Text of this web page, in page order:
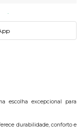
escolha excepcional para
durabilidade, conforto e